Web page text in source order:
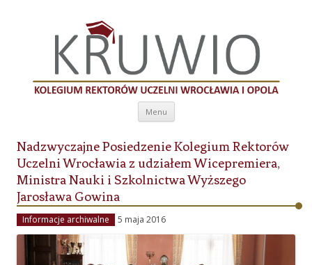
Kolegium Rektorów Uczelni Wrocławia i
Opola
Menu Przeskocz do treści
Nadzwyczajne Posiedzenie Kolegium Rektorów
Uczelni Wrocławia z udziałem Wicepremiera,
Ministra Nauki i Szkolnictwa Wyższego
Jarosława Gowina
Informacje archiwalne 5 maja 2016